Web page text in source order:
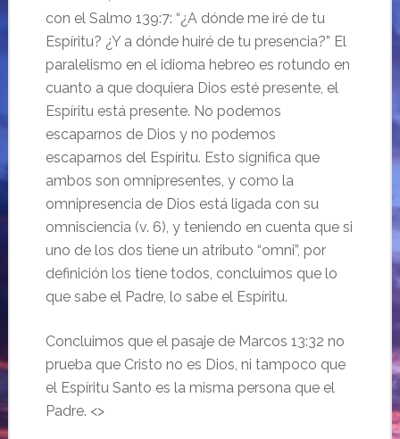
con el Salmo 139:7: “¿A dónde me iré de tu
Espíritu? ¿Y a dónde huiré de tu presencia?” El
paralelismo en el idioma hebreo es rotundo en
cuanto a que doquiera Dios esté presente, el
Espíritu está presente. No podemos
escaparnos de Dios y no podemos
escaparnos del Espíritu. Esto significa que
ambos son omnipresentes, y como la
omnipresencia de Dios está ligada con su
omnisciencia (v. 6), y teniendo en cuenta que si
uno de los dos tiene un atributo “omni”, por
definición los tiene todos, concluimos que lo
que sabe el Padre, lo sabe el Espíritu.
Concluimos que el pasaje de Marcos 13:32 no
prueba que Cristo no es Dios, ni tampoco que
el Espíritu Santo es la misma persona que el
Padre. <>